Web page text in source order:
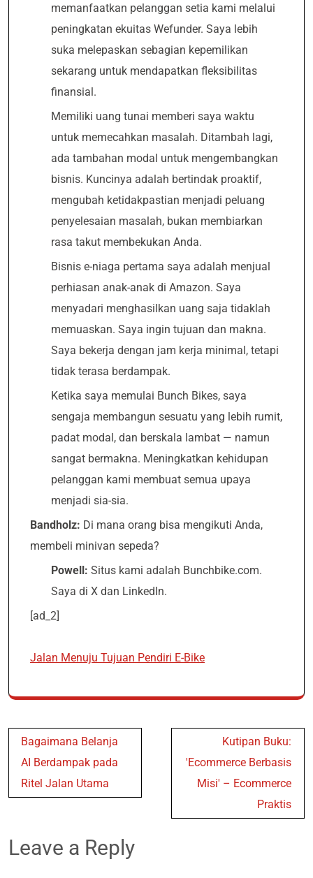
memanfaatkan pelanggan setia kami melalui
peningkatan ekuitas Wefunder. Saya lebih
suka melepaskan sebagian kepemilikan
sekarang untuk mendapatkan fleksibilitas
finansial.
Memiliki uang tunai memberi saya waktu
untuk memecahkan masalah. Ditambah lagi,
ada tambahan modal untuk mengembangkan
bisnis. Kuncinya adalah bertindak proaktif,
mengubah ketidakpastian menjadi peluang
penyelesaian masalah, bukan membiarkan
rasa takut membekukan Anda.
Bisnis e-niaga pertama saya adalah menjual
perhiasan anak-anak di Amazon. Saya
menyadari menghasilkan uang saja tidaklah
memuaskan. Saya ingin tujuan dan makna.
Saya bekerja dengan jam kerja minimal, tetapi
tidak terasa berdampak.
Ketika saya memulai Bunch Bikes, saya
sengaja membangun sesuatu yang lebih rumit,
padat modal, dan berskala lambat — namun
sangat bermakna. Meningkatkan kehidupan
pelanggan kami membuat semua upaya
menjadi sia-sia.
Bandholz: Di mana orang bisa mengikuti Anda,
membeli minivan sepeda?
Powell: Situs kami adalah Bunchbike.com.
Saya di X dan LinkedIn.
[ad_2]
Jalan Menuju Tujuan Pendiri E-Bike
Post
navigation
Bagaimana Belanja
AI Berdampak pada
Ritel Jalan Utama
Kutipan Buku:
'Ecommerce Berbasis
Misi' – Ecommerce
Praktis
Leave a Reply